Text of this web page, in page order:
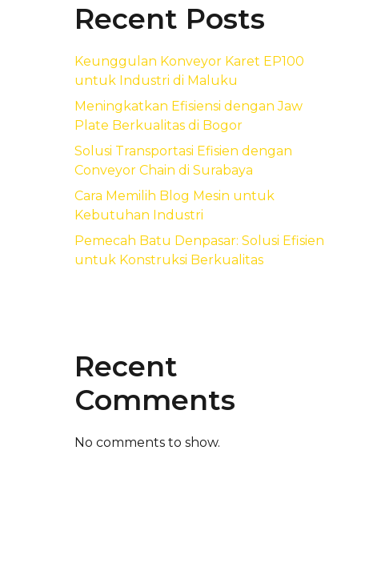
Recent Posts
Keunggulan Konveyor Karet EP100
untuk Industri di Maluku
Meningkatkan Efisiensi dengan Jaw
Plate Berkualitas di Bogor
Solusi Transportasi Efisien dengan
Conveyor Chain di Surabaya
Cara Memilih Blog Mesin untuk
Kebutuhan Industri
Pemecah Batu Denpasar: Solusi Efisien
untuk Konstruksi Berkualitas
Recent
Comments
No comments to show.